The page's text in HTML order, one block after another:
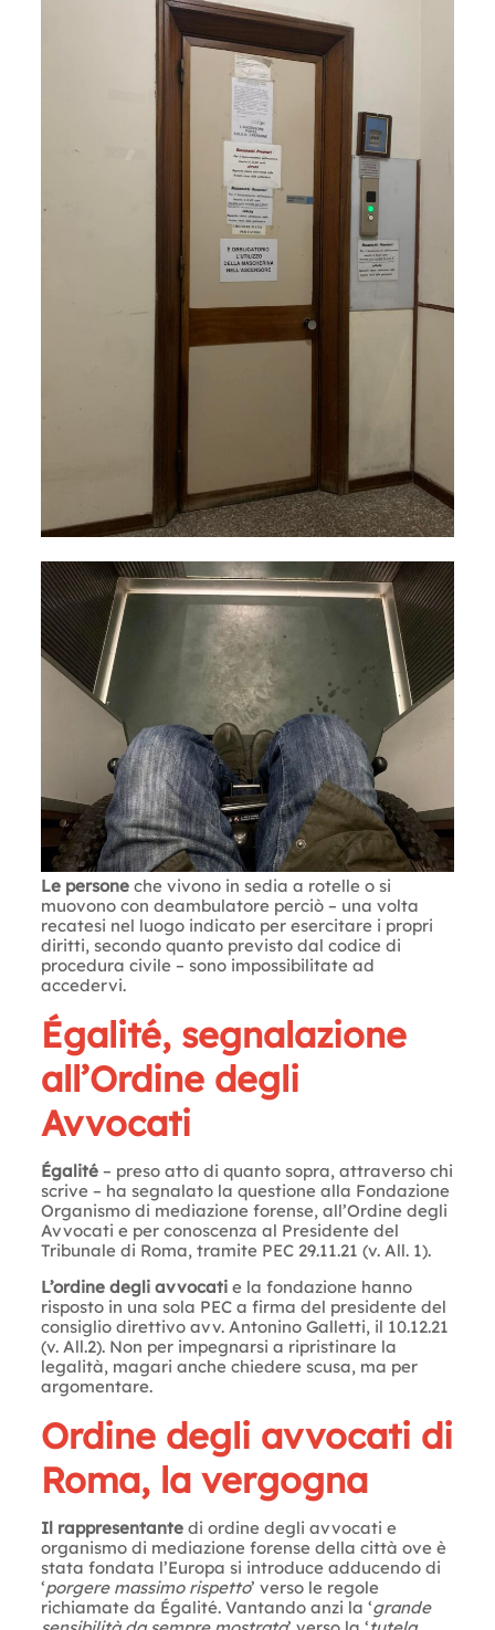
Le persone che vivono in sedia a rotelle o si
muovono con deambulatore perciò – una volta
recatesi nel luogo indicato per esercitare i propri
diritti, secondo quanto previsto dal codice di
procedura civile – sono impossibilitate ad
accedervi.
Égalité, segnalazione
all’Ordine degli
Avvocati
Égalité– preso atto di quanto sopra, attraverso chi
scrive – ha segnalato la questione alla Fondazione
Organismo di mediazione forense, all’Ordine degli
Avvocati e per conoscenza al Presidente del
Tribunale di Roma, tramite PEC 29.11.21 (v. All. 1).
L’ordine degli avvocati e la fondazione hanno
risposto in una sola PEC a firma del presidente del
consiglio direttivo avv. Antonino Galletti, il 10.12.21
(v. All.2). Non per impegnarsi a ripristinare la
legalità, magari anche chiedere scusa, ma per
argomentare.
Ordine degli avvocati di
Roma, la vergogna
Il rappresentantedi ordine degli avvocati e
organismo di mediazione forense della città ove è
stata fondata l’Europa si introduce adducendo di
‘porgere massimo rispetto’ verso le regole
richiamate da Égalité. Vantando anzi la ‘grande